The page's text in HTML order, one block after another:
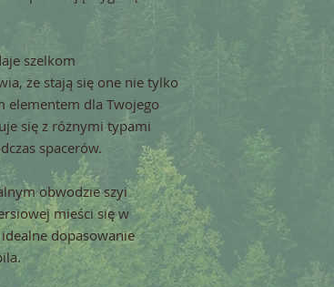
szelkom
że stają się one nie tylko
elementem dla Twojego
się z różnymi typami
spacerów.
obwodzie szyi
mieści się w
dopasowanie